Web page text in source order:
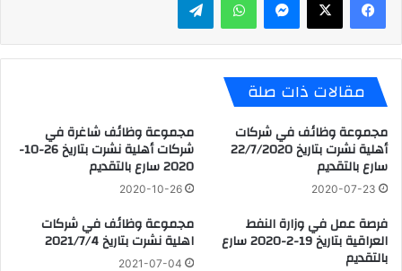
مقالات ذات صلة
مجموعة وظائف في شركات
أهلية نشرت بتاريخ 22/7/2020
سارع بالتقديم
2020-07-23
مجموعة وظائف شاغرة في
شركات أهلية نشرت بتاريخ 26-10-
2020 سارع بالتقديم
2020-10-26
فرصة عمل في وزارة النفط
العراقية بتاريخ 19-2-2020 سارع
بالتقديم
مجموعة وظائف في شركات
اهلية نشرت بتاريخ 2021/7/4
2021-07-04